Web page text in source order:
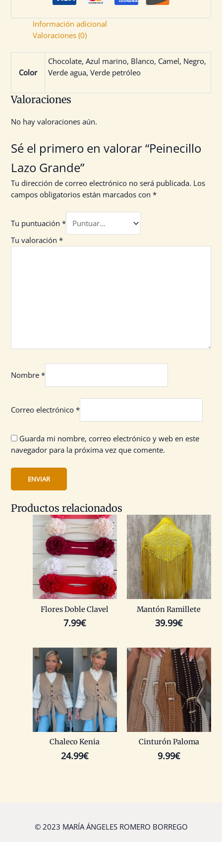
Información adicional
Valoraciones (0)
Color
Chocolate, Azul marino, Blanco, Camel, Negro,
Verde agua, Verde petróleo
Valoraciones
No hay valoraciones aún.
Sé el primero en valorar “Peinecillo
Lazo Grande”
Tu dirección de correo electrónico no será publicada. Los
campos obligatorios están marcados con *
Tu puntuación *
Tu valoración *
Nombre *
Correo electrónico *
Guarda mi nombre, correo electrónico y web en este
navegador para la próxima vez que comente.
Productos relacionados
Flores Doble Clavel
7.99€
Mantón Ramillete
39.99€
Chaleco Kenia
24.99€
Cinturón Paloma
9.99€
© 2023 MARÍA ÁNGELES ROMERO BORREGO